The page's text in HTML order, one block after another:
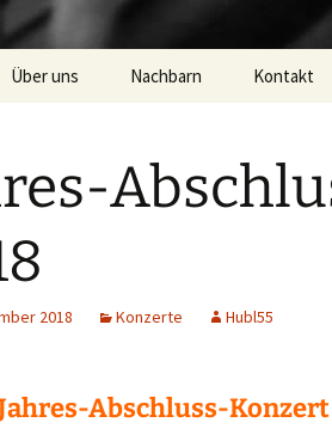
Über uns Nachbarn Kontakt
2018 Konzerte Hubl55
Abschluss-Konzert